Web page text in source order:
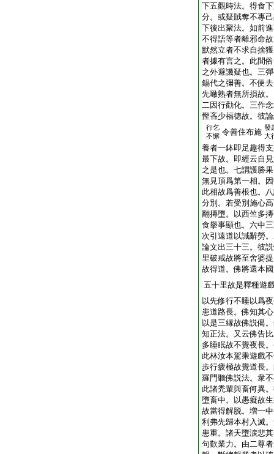
下五觀時法。得食
分。或疑賊奪不專
下後出聚法。如前
不得語等者離邪命
默然立者不求自捨
者據有言之。此間
之外避譏疑也。三
錫代之彌善。不便
先噉熟者無所損故
二因行勸化。三作
慳吝少福徳故。彼
行乞
不懈 令善住布施 發
大
養者一鉢即足趣得
最下故。即經云自
之是也。七謂護勝
無見頂爲第一相。
此相故爲善根也。
分別。若受別施心
翻摶墮。以西竺多
食擧事顯也。六中
次引遠道以誡辭勞
論文出三十三。彼
里破戒故將至舍婆
故得道。佛將還本
五十里故是釋種遊
以先修行不睡以爲
患道路長。佛知其
以是三縁故佛説偈
知正法。又云佛告
多睡眠故不覺夜長
此林汝本駕乘遊戲
歩行疲極故覺道長
羅門聽佛説法。衆
此諸禿輩與畜何異
墮畜中。以愚癡故
故當得解脱。増一
利弗先歸本村入滅
患重。諸天墮涙悲
句歎業力。由二尊